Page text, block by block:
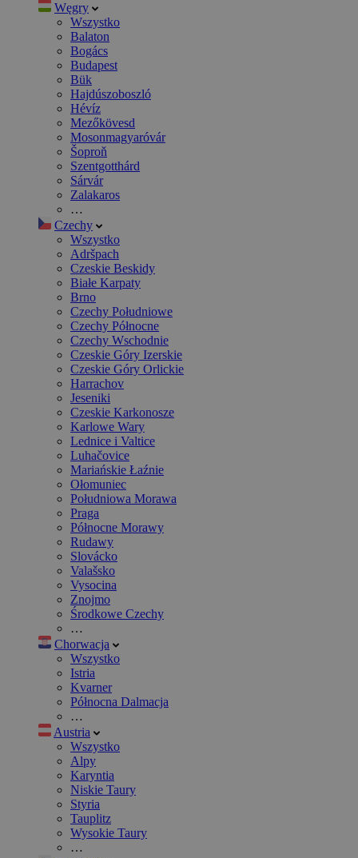
Węgry
Wszystko
Balaton
Bogács
Budapest
Bük
Hajdúszoboszló
Hévíz
Mezőkövesd
Mosonmagyaróvár
Šoproň
Szentgotthárd
Sárvár
Zalakaros
…
Czechy
Wszystko
Adršpach
Czeskie Beskidy
Białe Karpaty
Brno
Czechy Południowe
Czechy Północne
Czechy Wschodnie
Czeskie Góry Izerskie
Czeskie Góry Orlickie
Harrachov
Jeseniki
Czeskie Karkonosze
Karlowe Wary
Lednice i Valtice
Luhačovice
Mariańskie Łaźnie
Ołomuniec
Południowa Morawa
Praga
Północne Morawy
Rudawy
Slovácko
Valašsko
Vysocina
Znojmo
Środkowe Czechy
…
Chorwacja
Wszystko
Istria
Kvarner
Północna Dalmacja
…
Austria
Wszystko
Alpy
Karyntia
Niskie Taury
Styria
Tauplitz
Wysokie Taury
…